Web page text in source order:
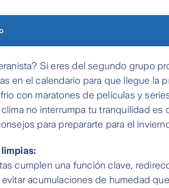
Si eres del segundo grupo
en el calendario para que llegue la
con maratones de películas y
no interrumpa tu tranquilidad es
para prepararte para el
cumplen una función clave,
evitar acumulaciones de humedad